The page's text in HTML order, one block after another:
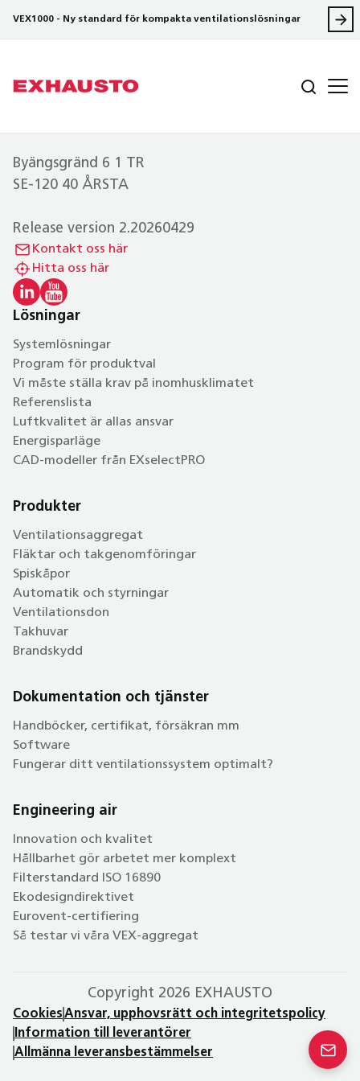
VEX1000 - Ny standard för kompakta ventilationslösningar
Byängsgränd 6 1 TR
SE-120 40 ÅRSTA
Release version 2.20260429
Kontakt oss här
Hitta oss här
Lösningar
Systemlösningar
Program för produktval
Vi måste ställa krav på inomhusklimatet
Referenslista
Luftkvalitet är allas ansvar
Energisparläge
CAD-modeller från EXselectPRO
Produkter
Ventilationsaggregat
Fläktar och takgenomföringar
Spiskåpor
Automatik och styrningar
Ventilationsdon
Takhuvar
Brandskydd
Dokumentation och tjänster
Handböcker, certifikat, försäkran mm
Software
Fungerar ditt ventilationssystem optimalt?
Engineering air
Innovation och kvalitet
Hållbarhet gör arbetet mer komplext
Filterstandard ISO 16890
Ekodesigndirektivet
Eurovent-certifiering
Så testar vi våra VEX-aggregat
Copyright 2026 EXHAUSTO
CookiesAnsvar, upphovsrätt och integritetspolicy
Information till leverantörer
Allmänna leveransbestämmelser